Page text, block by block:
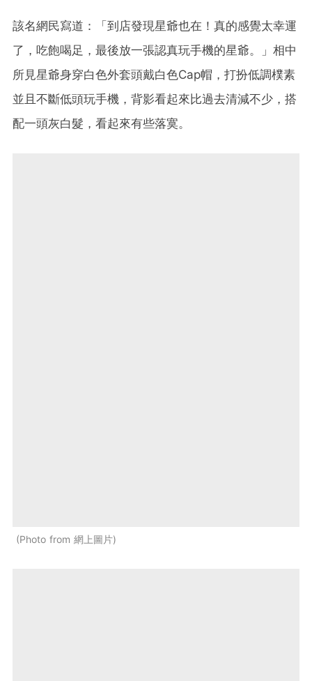
該名網民寫道：「到店發現星爺也在！真的感覺太幸運
了，吃飽喝足，最後放一張認真玩手機的星爺。」相中
所見星爺身穿白色外套頭戴白色Cap帽，打扮低調樸素
並且不斷低頭玩手機，背影看起來比過去清減不少，搭
配一頭灰白髮，看起來有些落寞。
Photo from 網上圖片